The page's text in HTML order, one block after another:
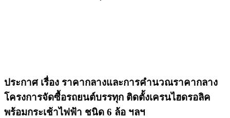
ประกาศ เรื่อง ราคากลางและการคำนวณราคากลาง
โครงการจัดซื้อรถยนต์บรรทุก ติดตั้งเครนไฮดรอลิค
พร้อมกระเช้าไฟฟ้า ชนิด 6 ล้อ ฯลฯ